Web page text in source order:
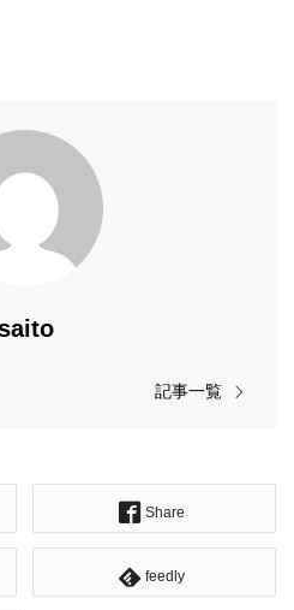
記事一覧
Share
feedly